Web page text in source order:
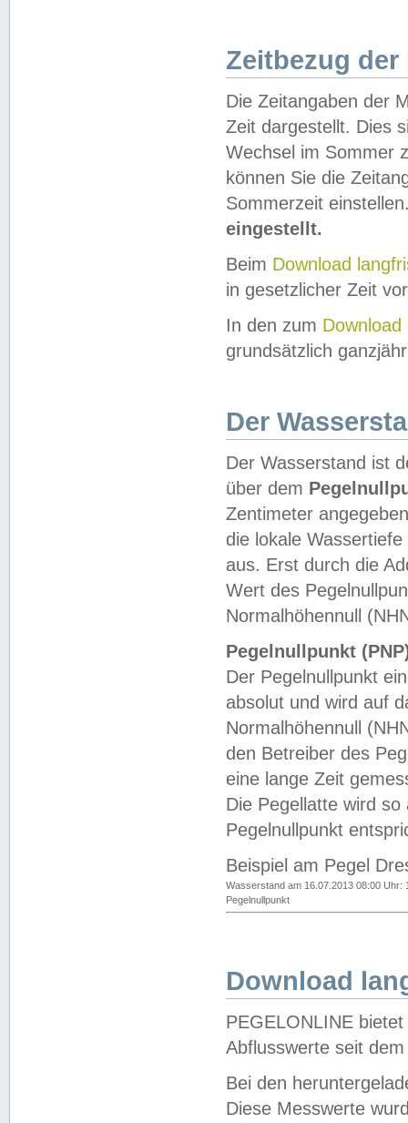
Zeitbezug der
Die Zeitangaben der
Zeit dargestellt. Dies
Wechsel im Sommer
können Sie die
Sommerzeit
eingestellt.
Beim Download
in gesetzlicher Zeit
In den zum Download
grundsätzlich
Der
Der Wasserstand ist
über dem
Zentimeter
die lokale
aus. Erst durch die
Wert des
Normalhöhennull
Pegelnullpunkt
Der Pegelnullpunkt
absolut und wird auf
Normalhöhennull
den Betreiber des
eine lange Zeit
Die Pegellatte wird
Pegelnullpunkt
Beispiel am Pegel
Wasserstand am 16.07.2013 08:00 Uhr:
Pegelnullpunkt
Download
PEGELONLINE
Abflusswerte seit
Bei den
Diese Messwerte